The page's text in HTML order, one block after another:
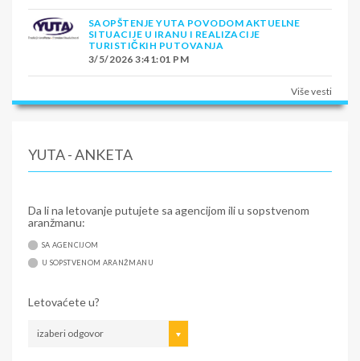
SAOPŠTENJE YUTA POVODOM AKTUELNE
SITUACIJE U IRANU I REALIZACIJE
TURISTIČKIH PUTOVANJA
3/5/2026 3:41:01 PM
Više vesti
YUTA - ANKETA
Da li na letovanje putujete sa agencijom ili u sopstvenom
aranžmanu:
SA AGENCIJOM
U SOPSTVENOM ARANŽMANU
Letovaćete u?
izaberi odgovor